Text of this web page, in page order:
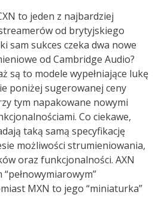
to jeden z najbardziej
od brytyjskiego
sam sukces czeka dwa nowe
od Cambridge Audio?
są to modele wypełniające lukę
poniżej sugerowanej ceny
tym napakowane nowymi
Co ciekawe,
taką samą specyfikację
możliwości strumieniowania,
oraz funkcjonalności. AXN
MXN to jego “miniaturka”